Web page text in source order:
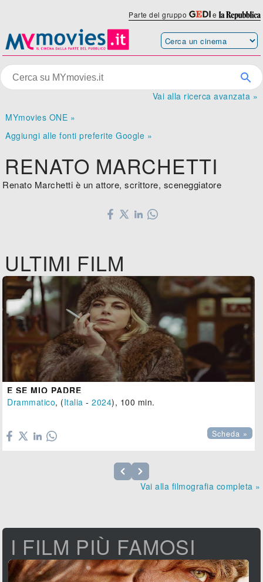
Parte del gruppo e
Vai alla ricerca avanzata »
MYmovies ONE »
Aggiungi alle fonti preferite Google »
RENATO MARCHETTI
Renato Marchetti è un attore, scrittore, sceneggiatore
ULTIMI FILM
E SE MIO PADRE
Drammatico, (Italia -2024), 100 min.
Scheda »
Vai alla filmografia completa »
I FILM PIÙ FAMOSI